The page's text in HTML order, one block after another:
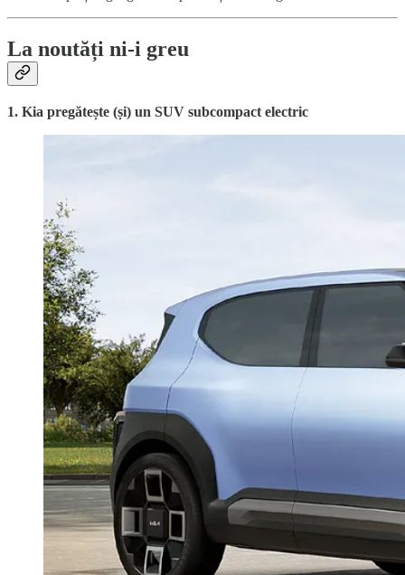
La noutăți ni-i greu
1. Kia pregătește (și) un SUV subcompact electric